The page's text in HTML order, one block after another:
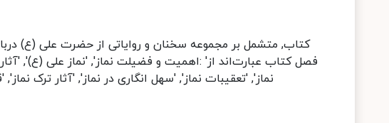
کتاب, متشمل بر مجموعه سخنان و روایاتی از حضرت علی (ع)
فصل کتاب عبارت‌اند از' :اهمیت و فضیلت نماز', 'نماز علی (ع)',
نماز', 'تعقیبات نماز', 'سهل انگاری در نماز', 'آثار ترک